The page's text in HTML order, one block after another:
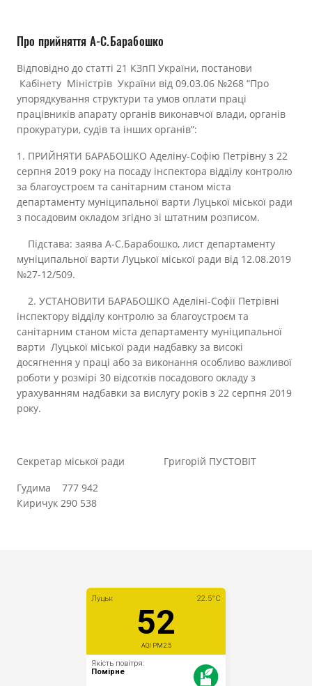
Про прийняття А-С.Барабошко
Відповідно до статті 21 КЗпП України, постанови
Кабінету Міністрів України від 09.03.06 №268 “Про
упорядкування структури та умов оплати праці
працівників апарату органів виконавчої влади, органів
прокуратури, судів та інших органів”:
1. ПРИЙНЯТИ БАРАБОШКО Аделіну-Софію Петрівну з 22
серпня 2019 року на посаду інспектора відділу контролю
за благоустроєм та санітарним станом міста
департаменту муніципальної варти Луцької міської ради
з посадовим окладом згідно зі штатним розписом.
Підстава: заява А-С.Барабошко, лист департаменту
муніципальної варти Луцької міської ради від 12.08.2019
№27-12/509.
2. УСТАНОВИТИ БАРАБОШКО Аделіні-Софії Петрівні
інспектору відділу контролю за благоустроєм та
санітарним станом міста департаменту муніципальної
варти Луцької міської ради надбавку за високі
досягнення у праці або за виконання особливо важливої
роботи у розмірі 30 відсотків посадового окладу з
урахуванням надбавки за вислугу років з 22 серпня 2019
року.
Секретар міської ради Григорій ПУСТОВІТ
Гудима 777 942
Киричук 290 538